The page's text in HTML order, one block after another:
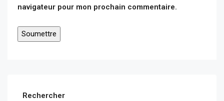
navigateur pour mon prochain commentaire.
Rechercher